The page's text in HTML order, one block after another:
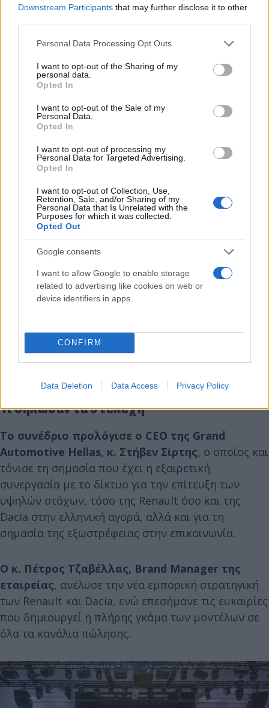
Downstream Participants that may further disclose it to other
Please note that this website/app uses one or more Google
not limited to your visit or usage behaviour. You may click to
grant or deny consent to Google and its third-party tags to
use your data for below specified purposes in below Google
consent section.
Personal Data Processing Opt Outs
I want to opt-out of the Sharing of my
personal data.
Opted In
I want to opt-out of the Sale of my
Personal Data.
Opted In
I want to opt-out of processing my
Personal Data for Targeted Advertising.
Opted In
I want to opt-out of Collection, Use,
Retention, Sale, and/or Sharing of my
Personal Data that Is Unrelated with the
Purposes for which it was collected.
Opted Out
Google consents
I want to allow Google to enable storage
related to advertising like cookies on web or
device identifiers in apps.
CONFIRM
Data Deletion Data Access Privacy Policy
Τι δήλωσαν τα στελέχη
Το συνέδριο προλόγισε ο CEO της Grand
Automotive Hellas, κ. Στήβεν Σίρτης, ο οποίος και
τόνισε τη σημασία που έχει η εξαιρετική
συνεργασία με το δίκτυο για την επίτευξη των
υψηλών στόχων, τόσο της Renault όσο και της
Dacia στην ελληνική αγορά, αλλά και για τη
σημασία της εξωστρέφειας στην επικοινωνία.
Ο κ. Πέτρος Τζαβέλλας, Brand Manager της
εταιρείας, ανέλυσε την νέα εμπορική στρατηγική
των Renault και Dacia, ενώ επεσήμανε τις ευκαιρίες
που δημιουργεί η πλήρης γκάμα των μοντέλων σε
όλα τα κανάλια πώλησης.